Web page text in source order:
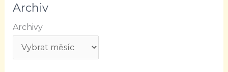
Archiv
Archivy